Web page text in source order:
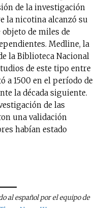
de la investigación
la nicotina alcanzó su
de miles de
Medline, la
la Biblioteca Nacional
de este tipo entre
a 1500 en el período de
la década siguiente.
de las
una validación
habían estado
al español por el equipo de